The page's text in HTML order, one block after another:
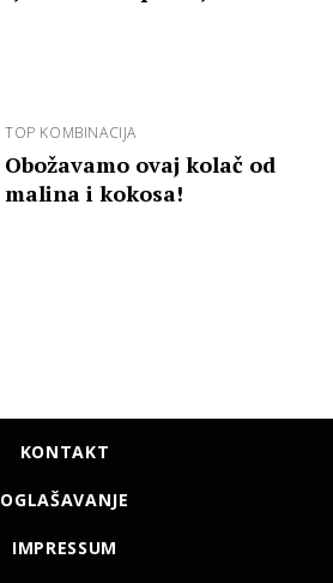
TOP KOMBINACIJA
Obožavamo ovaj kolač od
malina i kokosa!
KONTAKT
OGLAŠAVANJE
IMPRESSUM